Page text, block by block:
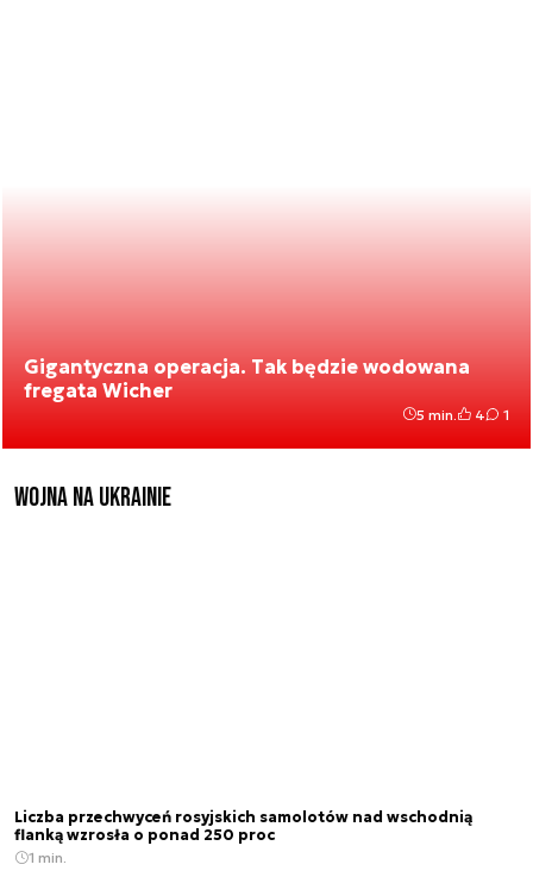
Gigantyczna operacja. Tak będzie wodowana
fregata Wicher
5 min. 4 1
Wojna na Ukrainie
Liczba przechwyceń rosyjskich samolotów nad wschodnią
flanką wzrosła o ponad 250 proc
1 min.